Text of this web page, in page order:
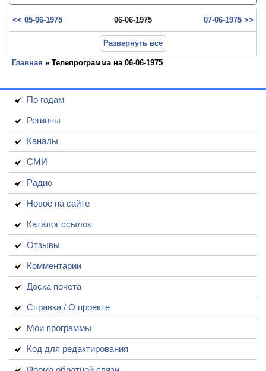
<< 05-06-1975 06-06-1975 07-06-1975 >>
Развернуть все
Главная » Телепрограмма на 06-06-1975
По годам
Регионы
Каналы
СМИ
Радио
Новое на сайте
Каталог ссылок
Отзывы
Комментарии
Доска почета
Справка / О проекте
Мои программы
Код для редактирования